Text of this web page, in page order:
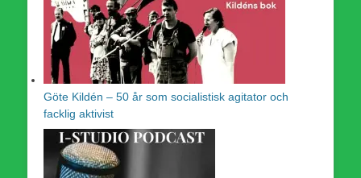
Göte Kildén – 50 år som socialistisk agitator och
facklig aktivist